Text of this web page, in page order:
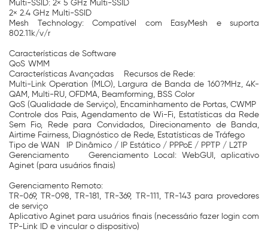
Multi-SSID: 2× 5 GHz Multi-SSID
2× 2.4 GHz Multi-SSID
Mesh Technology: Compatível com EasyMesh e suporta
802.11k/v/r
Características de Software
QoS WMM
Características Avançadas
Recursos de Rede:
Multi-Link Operation (MLO), Largura de Banda de 160?MHz, 4K-
QAM, Multi-RU, OFDMA, Beamforming, BSS Color
QoS (Qualidade de Serviço), Encaminhamento de Portas, CWMP
Controle dos Pais, Agendamento de Wi-Fi, Estatísticas da Rede
Sem Fio, Rede para Convidados, Direcionamento de Banda,
Airtime Fairness, Diagnóstico de Rede, Estatísticas de Tráfego
Tipo de WAN
IP Dinâmico / IP Estático / PPPoE / PPTP / L2TP
Gerenciamento
Gerenciamento Local: WebGUI, aplicativo
Aginet (para usuários finais)
Gerenciamento Remoto:
TR-069, TR-098, TR-181, TR-369, TR-111, TR-143 para provedores
de serviço
Aplicativo Aginet para usuários finais (necessário fazer login com
TP-Link ID e vincular o dispositivo)